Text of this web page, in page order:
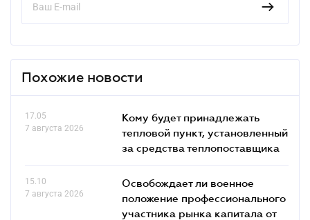
Похожие новости
17.05
7 августа 2026
Кому будет принадлежать
тепловой пункт, установленный
за средства теплопоставщика
15.10
7 августа 2026
Освобождает ли военное
положение профессионального
участника рынка капитала от